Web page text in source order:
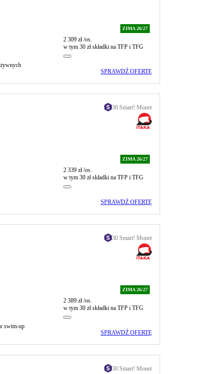
ZIMA 26/27
2 309 zł/os.
w tym 30 zł składki na TFP i TFG
SPRAWDŹ OFERTĘ
30 Smart! Monet
ZIMA 26/27
2 339 zł/os.
w tym 30 zł składki na TFP i TFG
SPRAWDŹ OFERTĘ
swim-up
30 Smart! Monet
ZIMA 26/27
2 389 zł/os.
w tym 30 zł składki na TFP i TFG
SPRAWDŹ OFERTĘ
30 Smart! Monet